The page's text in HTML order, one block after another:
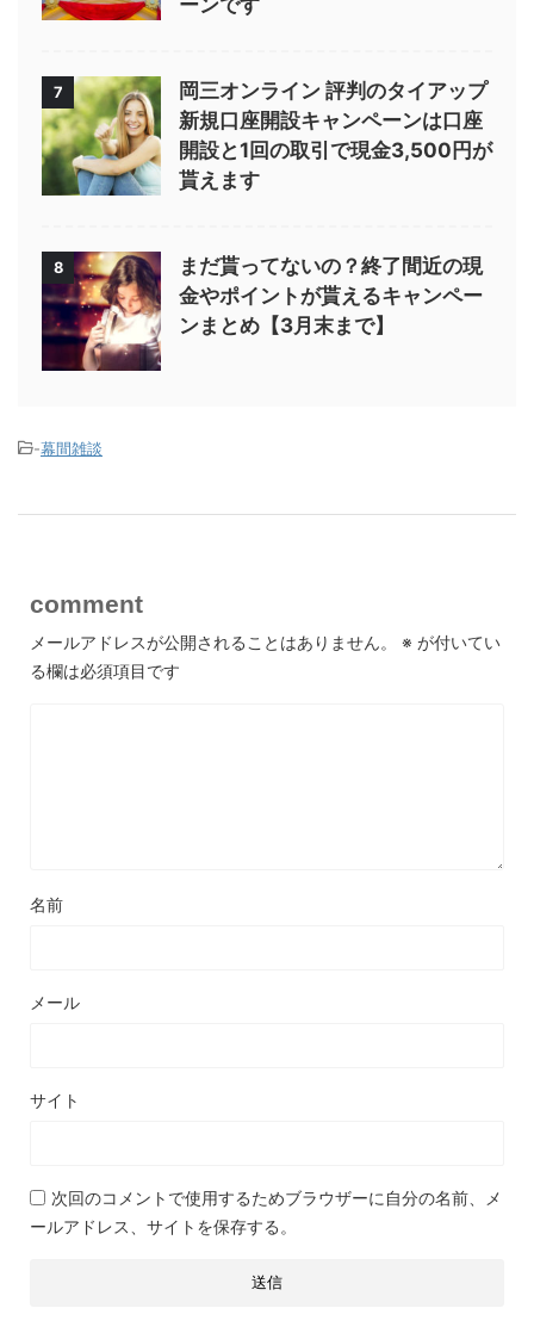
ーンです
7
岡三オンライン 評判のタイアップ
新規口座開設キャンペーンは口座
開設と1回の取引で現金3,500円が
貰えます
8
まだ貰ってないの？終了間近の現
金やポイントが貰えるキャンペー
ンまとめ【3月末まで】
-幕間雑談
comment
メールアドレスが公開されることはありません。 ※ が付いてい
る欄は必須項目です
名前
メール
サイト
次回のコメントで使用するためブラウザーに自分の名前、メ
ールアドレス、サイトを保存する。